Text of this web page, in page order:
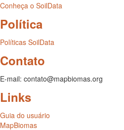
Conheça o SoilData
Política
Políticas SoilData
Contato
E-mail: contato@mapbiomas.org
Links
Guia do usuário
MapBiomas